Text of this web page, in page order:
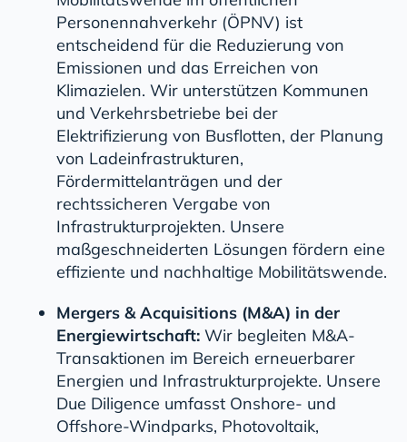
Personennahverkehr (ÖPNV) ist
entscheidend für die Reduzierung von
Emissionen und das Erreichen von
Klimazielen. Wir unterstützen Kommunen
und Verkehrsbetriebe bei der
Elektrifizierung von Busflotten, der Planung
von Ladeinfrastrukturen,
Fördermittelanträgen und der
rechtssicheren Vergabe von
Infrastrukturprojekten. Unsere
maßgeschneiderten Lösungen fördern eine
effiziente und nachhaltige Mobilitätswende.
Mergers & Acquisitions (M&A) in der
Energiewirtschaft: Wir begleiten M&A-
Transaktionen im Bereich erneuerbarer
Energien und Infrastrukturprojekte. Unsere
Due Diligence umfasst Onshore- und
Offshore-Windparks, Photovoltaik,